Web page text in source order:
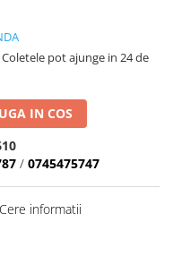
pot ajunge in 24 de
IN COS
/ 0745475747
informatii